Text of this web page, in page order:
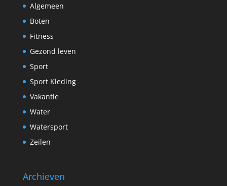
Algemeen
Boten
Fitness
Gezond leven
Sport
Sport Kleding
Vakantie
Water
Watersport
Zeilen
Archieven